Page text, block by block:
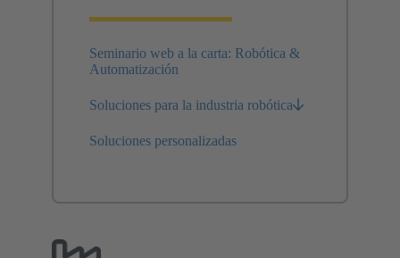
Seminario web a la carta: Robótica &
Automatización
Soluciones para la industria robótica
Soluciones personalizadas